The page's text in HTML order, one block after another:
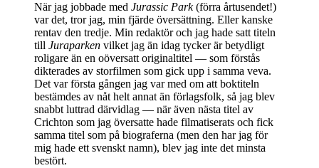
När jag jobbade med Jurassic Park(förra årtusendet!)
var det, tror jag, min fjärde översättning. Eller kanske
rentav den tredje. Min redaktör och jag hade satt titeln
till Juraparken vilket jag än idag tycker är betydligt
roligare än en oöversatt originaltitel — som förstås
dikterades av storfilmen som gick upp i samma veva.
Det var första gången jag var med om att boktiteln
bestämdes av nåt helt annat än förlagsfolk, så jag blev
snabbt luttrad därvidlag — när även nästa titel av
Crichton som jag översatte hade filmatiserats och fick
samma titel som på biograferna (men den har jag för
mig hade ett svenskt namn), blev jag inte det minsta
bestört.